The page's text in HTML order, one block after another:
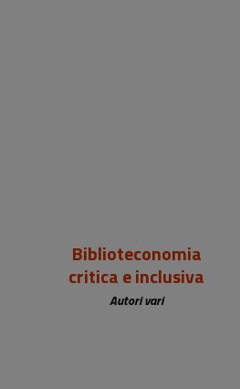
Biblioteconomia
critica e inclusiva
Autori vari